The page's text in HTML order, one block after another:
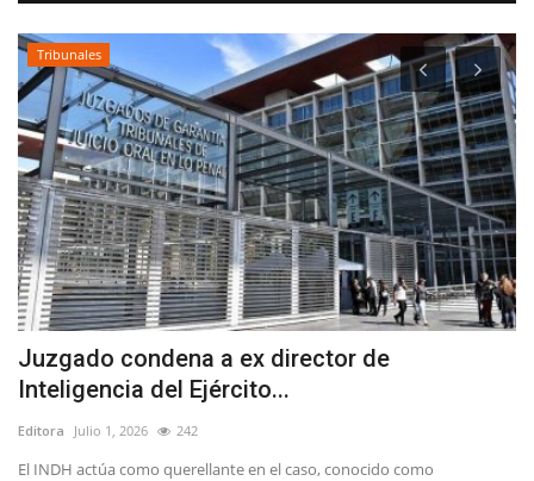
Tribunales
Juzgado condena a ex director de
Inteligencia del Ejército...
Editora Julio 1, 2026 242
El INDH actúa como querellante en el caso, conocido como